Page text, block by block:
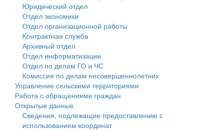
Образование
Здравоохранение
Социальная защита
Фотоальбом
Работа с обращениями граждан
Муниципальный контроль
Муниципальные услуги
Проекты административных регламентов
Антимонопольный комплаенс
Противодействие коррупции
Имущественная поддержка субъектов малого и
среднего предпринимательства
Информационная поддержка субъектов малого и
среднего предпринимательства
Муниципальные программы
Контрольно-счетная палата
Юридический отдел
Отдел экономики
Отдел организационной работы
Контрактная служба
Архивный отдел
Отдел информатизации
Отдел по делам ГО и ЧС
Комиссия по делам несовершеннолетних
Управление сельскими территориями
Работа с обращениями граждан
Открытые данные
Сведения, подлежащие предоставлению с
использованием координат